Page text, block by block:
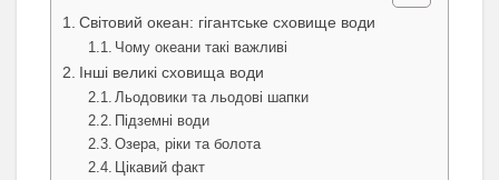
Світовий океан: гігантське сховище води
Чому океани такі важливі
Інші великі сховища води
Льодовики та льодові шапки
Підземні води
Озера, ріки та болота
Цікавий факт